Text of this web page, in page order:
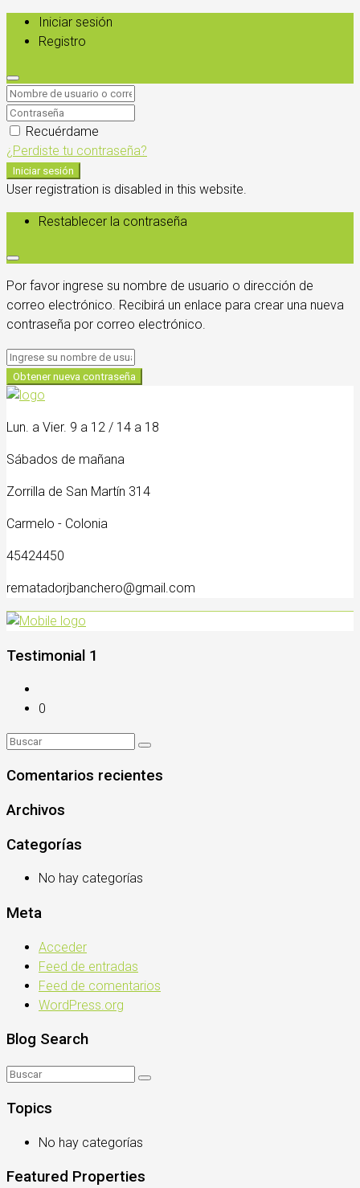
Iniciar sesión
Registro
Recuérdame
¿Perdiste tu contraseña?
Iniciar sesión
User registration is disabled in this website.
Restablecer la contraseña
Por favor ingrese su nombre de usuario o dirección de
correo electrónico. Recibirá un enlace para crear una nueva
contraseña por correo electrónico.
Obtener nueva contraseña
Lun. a Vier. 9 a 12 / 14 a 18
Sábados de mañana
Zorrilla de San Martín 314
Carmelo - Colonia
45424450
rematadorjbanchero@gmail.com
Testimonial 1
0
Comentarios recientes
Archivos
Categorías
No hay categorías
Meta
Acceder
Feed de entradas
Feed de comentarios
WordPress.org
Blog Search
Topics
No hay categorías
Featured Properties